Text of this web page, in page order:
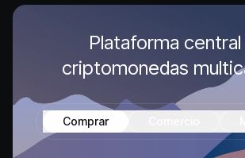
Plataforma
criptomonedas
Comprar